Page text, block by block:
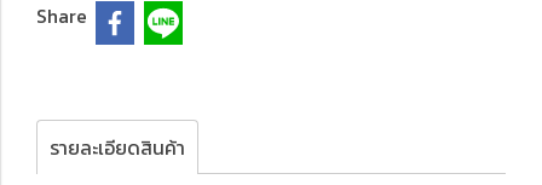
Share
รายละเอียดสินค้า